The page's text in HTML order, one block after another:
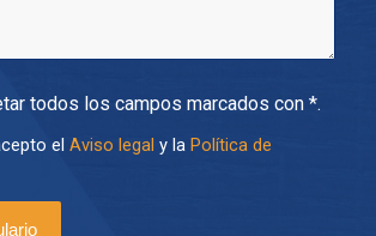
todos los campos marcados con *.
el Aviso legal y la Política de